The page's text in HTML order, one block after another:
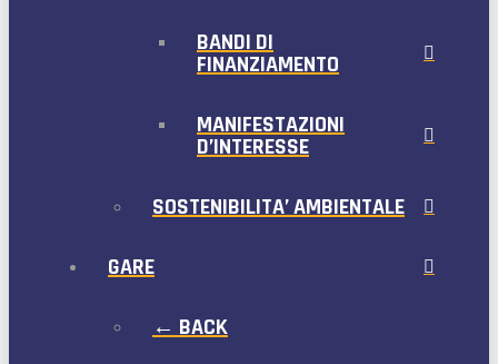
BANDI DI
FINANZIAMENTO
MANIFESTAZIONI
D’INTERESSE
SOSTENIBILITA’ AMBIENTALE
GARE
← BACK